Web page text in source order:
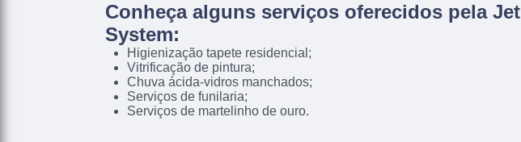
Conheça alguns serviços oferecidos pela Jet
System:
Higienização tapete residencial;
Vitrificação de pintura;
Chuva ácida-vidros manchados;
Serviços de funilaria;
Serviços de martelinho de ouro.